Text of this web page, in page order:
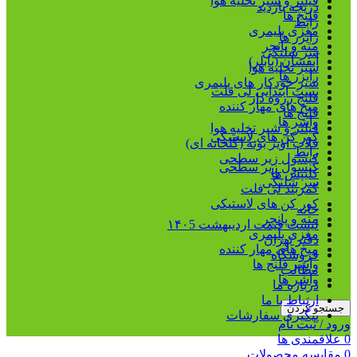
دریچه بازدید
رابط
رایزر ها
سر شلنگی
شیر تخلیه هوا
شیر خودکار های پلیمری
فلنج رزوه دار
فلنج ها
فیلتر و شیر تخلیه هوا
قلاب آویز بوته (گلخانه ای)
کپسول زیر سطحی
کلیپس ها
کمربند لی فلت
کور کن های لاستیکی
مته و پانچر
مغزی پلیمری
میخ های مهار کننده
واشر فلنج ها
واشر ها
جستجو کردن
ورود / ثبت نام
0 علاقمندی ها
0 مقایسه محصولات
فلنج ها
مغزی پلیمری
مته و پانچر
آبفشان (بابلر)
رایزر ها
بست ابتدایی لی فلت
میخ های مهار کننده
واشر ها
کور کن های لاستیکی
رابط
کپسول زیر سطحی
سر شلنگی
خانه
لیست قیمت اردیبهشت ۱۴۰5
دفتر تهران
فروشگاه
مطالب
درباره ما
ارتباط با ما
پیگیری سفارشات